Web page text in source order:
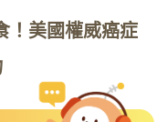
！美國權威癌症